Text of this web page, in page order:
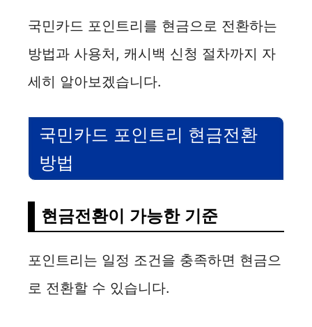
국민카드 포인트리를 현금으로 전환하는
방법과 사용처, 캐시백 신청 절차까지 자
세히 알아보겠습니다.
국민카드 포인트리 현금전환
방법
현금전환이 가능한 기준
포인트리는 일정 조건을 충족하면 현금으
로 전환할 수 있습니다.